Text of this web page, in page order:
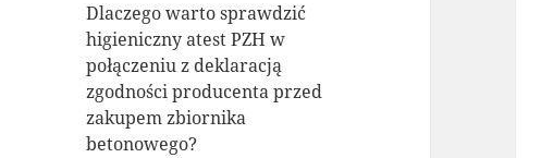
Dlaczego warto sprawdzić
higieniczny atest PZH w
połączeniu z deklaracją
zgodności producenta przed
zakupem zbiornika
betonowego?